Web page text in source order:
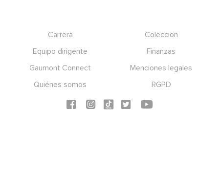
Carrera
Coleccion
Equipo dirigente
Finanzas
Gaumont Connect
Menciones legales
Quiénes somos
RGPD
Social icons